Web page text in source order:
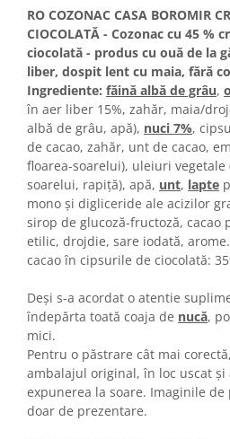
Croissant cu maia
Cornulete
Boromele
Cornulete fragede
Pasca
Pasca Fresh
Cereale
Paine
Paine ambalata
Chifle
Colaci festivi
Covrigi cu ulei de masline
Covrigi de Buzau
Grisine
Crochete
Produse de gătit
RO COZONAC CASA BOROMIR
CIOCOLATĂ - Cozonac cu 45 %
ciocolată - produs cu ouă de la
liber, dospit lent cu maia, fără
Ingrediente: făină albă de grâu,
în aer liber 15%, zahăr, maia/
albă de grâu, apă), nuci 7%,
de cacao, zahăr, unt de cacao,
floarea-soarelui), uleiuri vegetale
soarelui, rapiţă), apă, unt, lapte
mono și digliceride ale acizilor
sirop de glucoză-fructoză, cacao
etilic, drojdie, sare iodată,
cacao în cipsurile de ciocolată:
Deși s-a acordat o atentie
îndepărta toată coaja de nucă,
mici.
Pentru o păstrare cât mai
ambalajul original, în loc uscat şi
expunerea la soare. Imaginile de
doar de prezentare.